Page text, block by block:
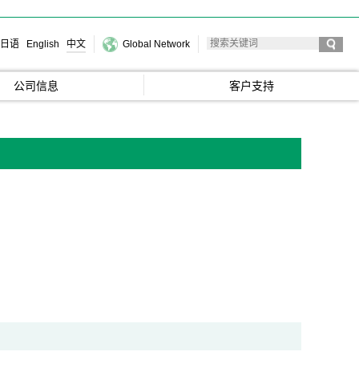
日语 English 中文 Global Network
公司信息 客户支持